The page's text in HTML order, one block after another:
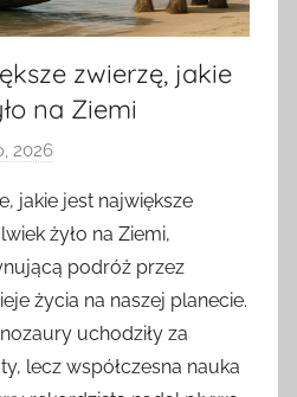
zwierzę, jakie
na Ziemi
2026
z
e
z
jakie jest największe
żyło na Ziemi,
podróż przez
życia na naszej planecie.
uchodziły za
lecz współczesna nauka